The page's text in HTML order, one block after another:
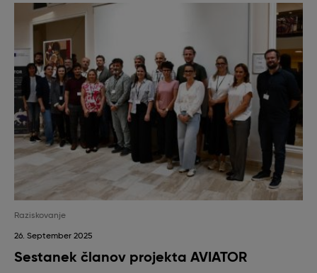
Raziskovanje
26. September 2025
Sestanek članov projekta AVIATOR